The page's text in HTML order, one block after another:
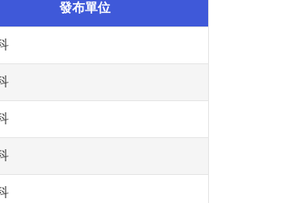
發布單位